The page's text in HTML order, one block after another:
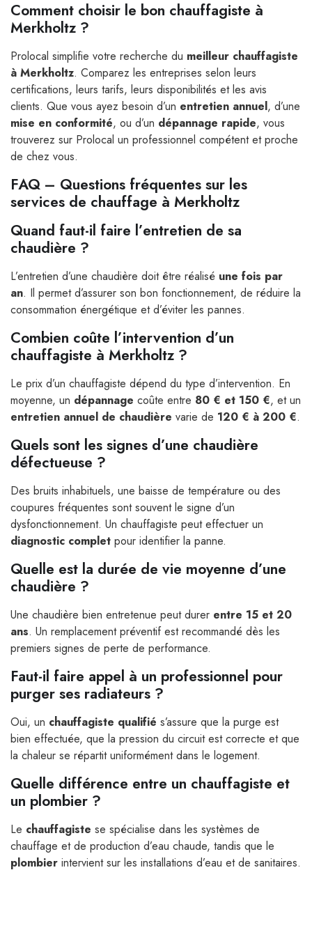
Comment choisir le bon chauffagiste à
Merkholtz ?
Prolocal simplifie votre recherche du meilleur chauffagiste
à Merkholtz. Comparez les entreprises selon leurs
certifications, leurs tarifs, leurs disponibilités et les avis
clients. Que vous ayez besoin d’un entretien annuel, d’une
mise en conformité, ou d’un dépannage rapide, vous
trouverez sur Prolocal un professionnel compétent et proche
de chez vous.
FAQ – Questions fréquentes sur les
services de chauffage à Merkholtz
Quand faut-il faire l’entretien de sa
chaudière ?
L’entretien d’une chaudière doit être réalisé une fois par
an. Il permet d’assurer son bon fonctionnement, de réduire la
consommation énergétique et d’éviter les pannes.
Combien coûte l’intervention d’un
chauffagiste à Merkholtz ?
Le prix d’un chauffagiste dépend du type d’intervention. En
moyenne, un dépannage coûte entre 80 € et 150 €, et un
entretien annuel de chaudière varie de 120 € à 200 €.
Quels sont les signes d’une chaudière
défectueuse ?
Des bruits inhabituels, une baisse de température ou des
coupures fréquentes sont souvent le signe d’un
dysfonctionnement. Un chauffagiste peut effectuer un
diagnostic complet pour identifier la panne.
Quelle est la durée de vie moyenne d’une
chaudière ?
Une chaudière bien entretenue peut durer entre 15 et 20
ans. Un remplacement préventif est recommandé dès les
premiers signes de perte de performance.
Faut-il faire appel à un professionnel pour
purger ses radiateurs ?
Oui, un chauffagiste qualifié s’assure que la purge est
bien effectuée, que la pression du circuit est correcte et que
la chaleur se répartit uniformément dans le logement.
Quelle différence entre un chauffagiste et
un plombier ?
Le chauffagiste se spécialise dans les systèmes de
chauffage et de production d’eau chaude, tandis que le
plombier intervient sur les installations d’eau et de sanitaires.